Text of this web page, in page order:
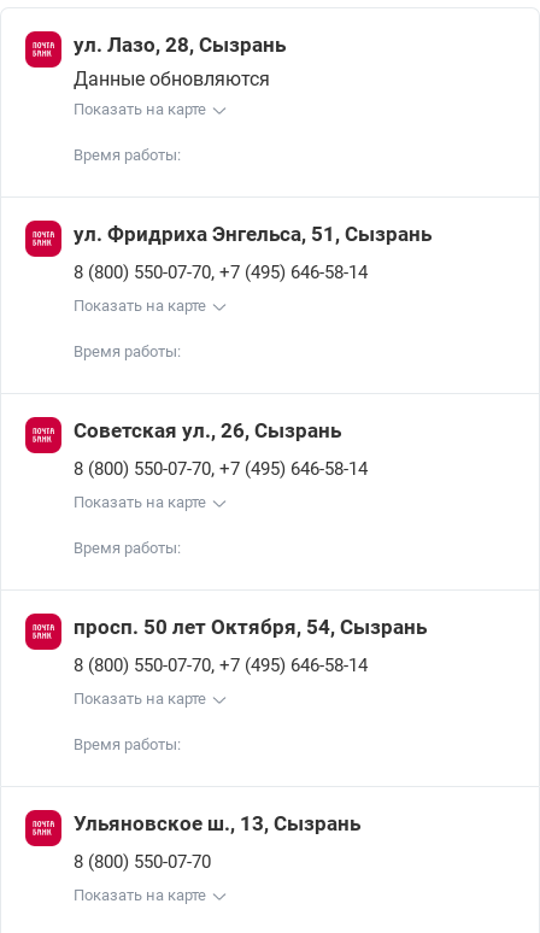
ул. Лазо, 28, Сызрань
Данные обновляются
Показать на карте
Время работы:
ул. Фридриха Энгельса, 51, Сызрань
8 (800) 550-07-70, +7 (495) 646-58-14
Показать на карте
Время работы:
Советская ул., 26, Сызрань
8 (800) 550-07-70, +7 (495) 646-58-14
Показать на карте
Время работы:
просп. 50 лет Октября, 54, Сызрань
8 (800) 550-07-70, +7 (495) 646-58-14
Показать на карте
Время работы:
Ульяновское ш., 13, Сызрань
8 (800) 550-07-70
Показать на карте